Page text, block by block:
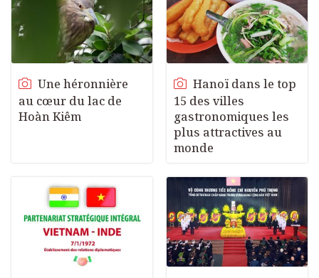
Une héronnière
au cœur du lac de
Hoàn Kiêm
Hanoï dans le top
15 des villes
gastronomiques les
plus attractives au
monde